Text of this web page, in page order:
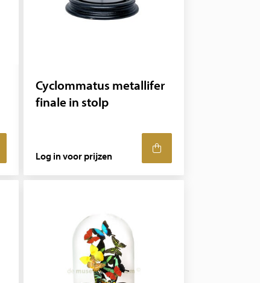
Cyclommatus metallifer
finale in stolp
Log in voor prijzen